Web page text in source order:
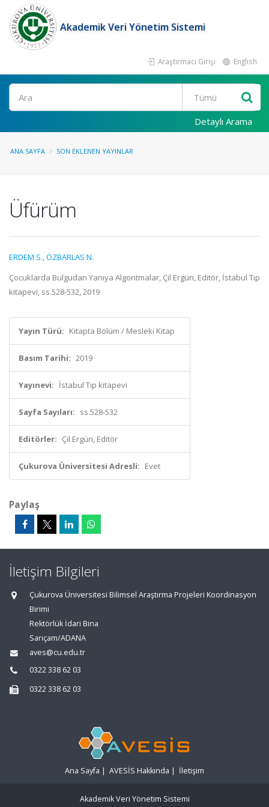
Akademik Veri Yönetim Sistemi
Araştırmacı Girişi English
Ara
Detaylı Arama
ANA SAYFA SON EKLENEN YAYINLAR
Üfürüm
ERDEM S.,ÖZBARLAS N.
Çocuklarda Bulgudan Yanıya Algoritmalar, Çil Ergün, Editör, İstabul Tıp
kitapevi, ss.528-532, 2019
Yayın Türü: Kitapta Bölüm / Mesleki Kitap
Basım Tarihi: 2019
Yayınevi: İstabul Tıp kitapevi
Sayfa Sayıları: ss.528-532
Editörler: Çil Ergün, Editör
Çukurova Üniversitesi Adresli: Evet
Paylaş
İletişim Bilgileri
Çukurova Üniversitesi Bilimsel Araştırma Projeleri Koordinasyon
Birimi
Rektörlük İdari Bina
Sarıçam/ADANA
aves@cu.edu.tr
0322 338 62 03
0322 338 62 03
Ana Sayfa | AVESİS Hakkında | İletişim
Akademik Veri Yönetim Sistemi